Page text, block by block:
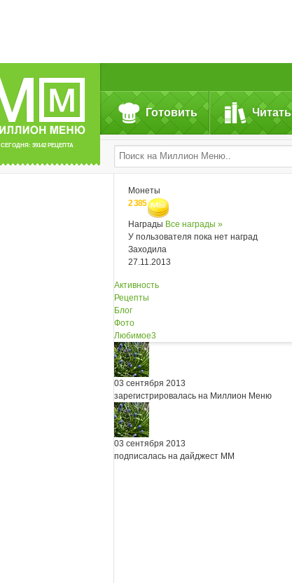
СЕГОДНЯ: 39142 РЕЦЕПТА
Готовить Читать
Монеты
2 385
Награды Все награды »
У пользователя пока нет наград
Заходила
27.11.2013
Активность
Рецепты
Блог
Фото
Любимое3
03 сентября 2013
зарегистрировалась на Миллион Меню
03 сентября 2013
подписалась на дайджест ММ